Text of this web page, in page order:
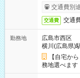
交通費別
交通費 交通
勤務地
広島市西区
横川(広島県)
【自宅か
務地選べます